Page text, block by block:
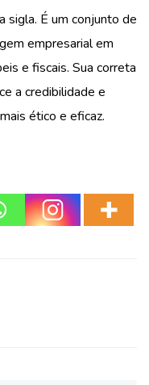
sigla. É um conjunto de
empresarial em
e fiscais. Sua correta
a credibilidade e
ético e eficaz.